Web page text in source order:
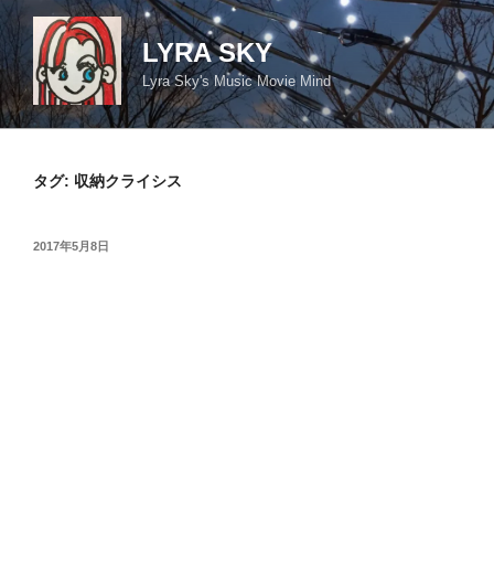
コ
ン
テ
ン
ツ
LYRA SKY
Lyra Sky's Music Movie Mind
タグ: 収納クライシス
投
2017年5月8日